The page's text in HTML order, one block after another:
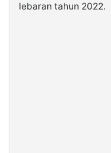
Kabarbaru
lebaran tahun 2022.